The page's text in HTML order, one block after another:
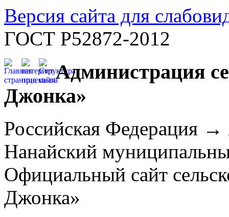
Версия сайта для
ГОСТ Р52872-2012
Администрация
Джонка»
Российская Федерация
Нанайский
Официальный сайт
Джонка»